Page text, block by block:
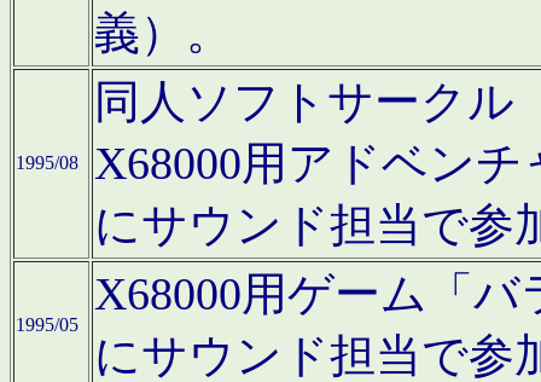
義）。
1995/08
同人ソフトサークル
X68000用アドベン
にサウンド担当で参
1995/05
X68000用ゲーム「
にサウンド担当で参